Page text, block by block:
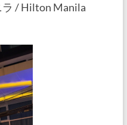
ラ / Hilton Manila